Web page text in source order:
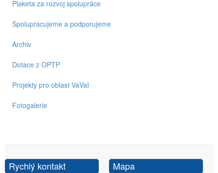
Plaketa za rozvoj spolupráce
Spolupracujeme a podporujeme
Archiv
Dotace z OPTP
Projekty pro oblast VaVaI
Fotogalerie
Rychlý kontakt Mapa